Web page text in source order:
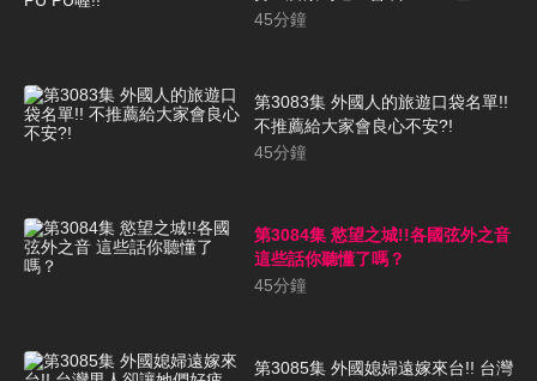
45分鐘
第3083集 外國人的旅遊口袋名單!!
不推薦給大家會良心不安?!
45分鐘
第3084集 慾望之城!!各國弦外之音
這些話你聽懂了嗎？
45分鐘
第3085集 外國媳婦遠嫁來台!! 台灣